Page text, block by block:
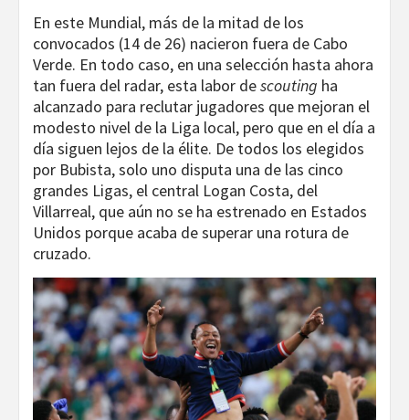
En este Mundial, más de la mitad de los
convocados (14 de 26) nacieron fuera de Cabo
Verde. En todo caso, en una selección hasta ahora
tan fuera del radar, esta labor descouting ha
alcanzado para reclutar jugadores que mejoran el
modesto nivel de la Liga local, pero que en el día a
día siguen lejos de la élite. De todos los elegidos
por Bubista, solo uno disputa una de las cinco
grandes Ligas, el central Logan Costa, del
Villarreal, que aún no se ha estrenado en Estados
Unidos porque acaba de superar una rotura de
cruzado.